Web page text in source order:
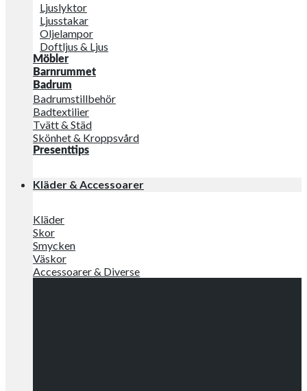
Ljuslyktor
Ljusstakar
Oljelampor
Doftljus & Ljus
Möbler
Barnrummet
Badrum
Badrumstillbehör
Badtextilier
Tvätt & Städ
Skönhet & Kroppsvård
Presenttips
Kläder & Accessoarer
Kläder
Skor
Smycken
Väskor
Accessoarer & Diverse